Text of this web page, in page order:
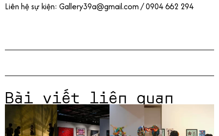
Liên hệ sự kiện: Gallery39a@gmail.com / 0904 662 294
Bài viết liên quan